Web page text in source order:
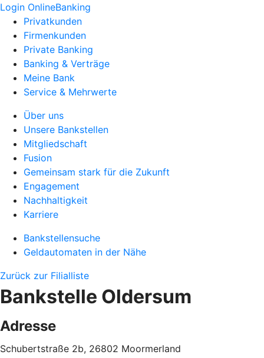
Login OnlineBanking
Privatkunden
Firmenkunden
Private Banking
Banking & Verträge
Meine Bank
Service & Mehrwerte
Über uns
Unsere Bankstellen
Mitgliedschaft
Fusion
Gemeinsam stark für die Zukunft
Engagement
Nachhaltigkeit
Karriere
Bankstellensuche
Geldautomaten in der Nähe
Zurück zur Filialliste
Bankstelle Oldersum
Adresse
Schubertstraße 2b, 26802 Moormerland